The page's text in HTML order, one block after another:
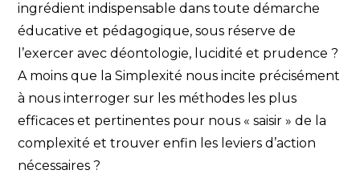
ingrédient indispensable dans toute démarche
éducative et pédagogique, sous réserve de
l’exercer avec déontologie, lucidité et prudence ?
A moins que la Simplexité nous incite précisément
à nous interroger sur les méthodes les plus
efficaces et pertinentes pour nous « saisir » de la
complexité et trouver enfin les leviers d’action
nécessaires ?